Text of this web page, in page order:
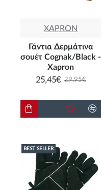
XAPRON
Γάντια Δερμάτινα
σουέτ Cognak/Black -
Xapron
25,45€ 29,95€
BEST SELLER